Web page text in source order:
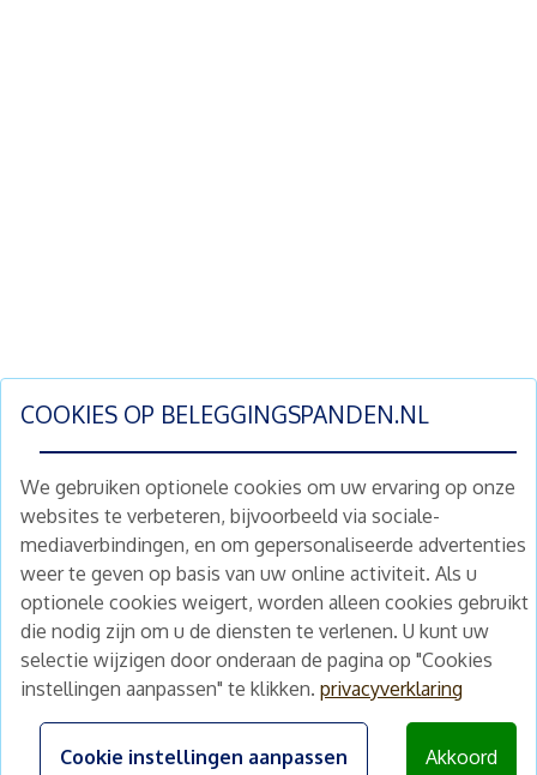
COOKIES OP BELEGGINGSPANDEN.NL
We gebruiken optionele cookies om uw ervaring op onze
websites te verbeteren, bijvoorbeeld via sociale-
mediaverbindingen, en om gepersonaliseerde advertenties
weer te geven op basis van uw online activiteit. Als u
optionele cookies weigert, worden alleen cookies gebruikt
die nodig zijn om u de diensten te verlenen. U kunt uw
selectie wijzigen door onderaan de pagina op "Cookies
instellingen aanpassen" te klikken. privacyverklaring
Cookie instellingen aanpassen Akkoord
Schrijf je nu in en ontvang wekelijks ons
nieuwe aanbod vastgoedbeleggingen.
Nieuwsbrief Abonneren
Home
Te koop
Nieuws
Schimmelstraat 5H
1053 TA Amsterdam
+31 (0) 30 225 31 12